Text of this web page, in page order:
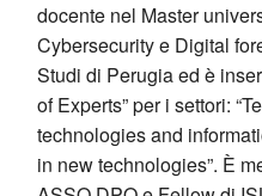
docente nel Master
Cybersecurity e Digital
Studi di Perugia ed è
of Experts” per i settori:
technologies and
in new technologies”. È